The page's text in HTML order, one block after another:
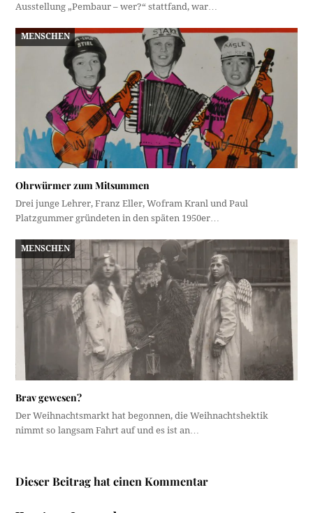
Ausstellung „Pembaur – wer?“ stattfand, war…
MENSCHEN
Ohrwürmer zum Mitsummen
Drei junge Lehrer, Franz Eller, Wofram Kranl und Paul
Platzgummer gründeten in den späten 1950er…
MENSCHEN
Brav gewesen?
Der Weihnachtsmarkt hat begonnen, die Weihnachtshektik
nimmt so langsam Fahrt auf und es ist an…
Dieser Beitrag hat einen Kommentar